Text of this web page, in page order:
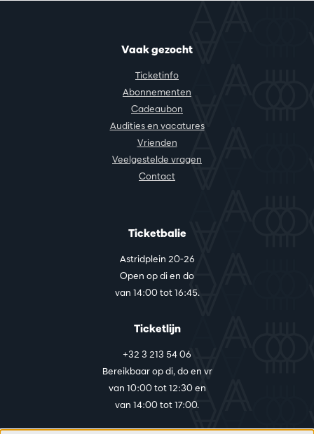
Vaak gezocht
Ticketinfo
Abonnementen
Cadeaubon
Audities en vacatures
Vrienden
Veelgestelde vragen
Contact
Ticketbalie
Astridplein 20-26
Open op di en do
van 14:00 tot 16:45.
Ticketlijn
+32 3 213 54 06
Bereikbaar op di, do en vr
van 10:00 tot 12:30 en
van 14:00 tot 17:00.